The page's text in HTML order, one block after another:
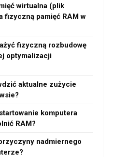
wirtualna (plik
fizyczną pamięć RAM w
fizyczną rozbudowę
optymalizacji
aktualne zużycie
komputera
RAM?
nadmiernego